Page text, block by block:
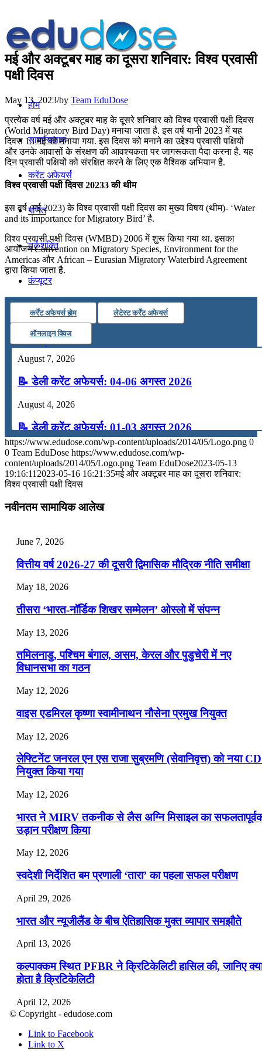
होम
सामान्यज्ञान
करेंट अफेयर्स
गणित
तर्कशक्ति
कंप्यूटर
अंग्रेजी
मॉक टेस्ट
टुडेज जीके
Menu Menu
मई और अक्टूबर माह का दूसरा शनिवार: विश्व प्रवासी
पक्षी दिवस
May 13, 2023/by Team EduDose
प्रत्येक वर्ष मई और अक्टूबर माह के दूसरे शनिवार को विश्व प्रवासी पक्षी दिवस
(World Migratory Bird Day) मनाया जाता है. इस वर्ष यानी 2023 में यह
दिवस 13 मई को मनाया गया. इस दिवस को मनाने का उद्देश्य प्रवासी पक्षियों
और उनके आवासों के संरक्षण की आवश्यकता पर जागरूकता पैदा करना है. यह
दिन प्रवासी पक्षियों को संरक्षित करने के लिए एक वैश्विक अभियान है.
विश्व प्रवासी पक्षी दिवस 20233 की थीम
इस वर्ष (मई 2023) के विश्व प्रवासी पक्षी दिवस का मुख्य विषय (थीम)- ‘Water
and its importance for Migratory Bird’ है.
विश्व प्रवासी पक्षी दिवस (WMBD) 2006 में शुरू किया गया था. इसका
आयोजन Convention on Migratory Species, Environment for the
Americas और African – Eurasian Migratory Waterbird Agreement
द्वारा किया जाता है.
कर्रेंट अफेयर्स होम लेटेस्ट कर्रेंट अफेयर्स
ऑनलाइन क्विज
August 7, 2026
📝 डेली करेंट अफेयर्स: 04-06 अगस्त 2026
August 4, 2026
📝 डेली करेंट अफेयर्स: 01-03 अगस्त 2026
July 31, 2026
📝 डेली करेंट अफेयर्स: 28-31 जुलाई 2026
July 25, 2026
📝 डेली करेंट अफेयर्स: 22-24 जुलाई 2026
July 22, 2026
📝 डेली करेंट अफेयर्स: 19-21 जुलाई 2026
July 19, 2026
📝 डेली करेंट अफेयर्स: 16-18 जुलाई 2026
https://www.edudose.com/wp-content/uploads/2014/05/Logo.png 0
0 Team EduDose https://www.edudose.com/wp-
content/uploads/2014/05/Logo.png Team EduDose2023-05-13
19:16:11 2023-05-16 16:21:35मई और अक्टूबर माह का दूसरा शनिवार:
विश्व प्रवासी पक्षी दिवस
नवीनतम सामायिक आलेख
June 7, 2026
वित्तीय वर्ष 2026-27 की दूसरी द्विमासिक मौद्रिक नीति समीक्षा
May 18, 2026
तीसरा ‘भारत-नॉर्डिक शिखर सम्मेलन’ ओस्लो में संपन्न
May 13, 2026
तमिलनाडु, पश्चिम बंगाल, असम, केरल और पुडुचेरी में नए
विधानसभा का गठन
May 12, 2026
वाइस एडमिरल कृष्णा स्वामीनाथन नौसेना प्रमुख नियुक्त
May 12, 2026
लेफ्टिनेंट जनरल एन एस राजा सुब्रमणि (सेवानिवृत्त) को नया
नियुक्त किया गया
May 12, 2026
भारत ने MIRV तकनीक से लैस अग्नि मिसाइल का
उड़ान परीक्षण किया
May 12, 2026
स्वदेशी निर्देशित बम प्रणाली ‘तारा’ का पहला सफल परीक्षण
April 29, 2026
भारत और न्यूजीलैंड के बीच ऐतिहासिक मुक्त व्यापार समझौते
April 13, 2026
कल्पाक्कम स्थित PFBR ने क्रिटिकेलिटी हासिल की, जानिए
होता है क्रिटिकेलिटी
April 12, 2026
April 9, 2026
© Copyright - edudose.com
Link to Facebook
Link to X